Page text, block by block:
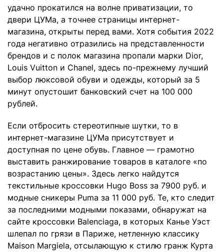
удачно прокатился на волне приватизации, то
двери ЦУМа, а точнее страницы интернет-
магазина, открыты перед вами. Хотя события 2022
года негативно отразились на представленности
брендов и с полок магазина пропали марки Dior,
Louis Vuitton и Chanel, здесь по-прежнему лучший
выбор люксовой обуви и одежды, который за 5
минут опустошит банковский счет на 100 000
рублей.
Если отбросить стереотипные шутки, то в
интернет-магазине ЦУМа присутствует и
доступная по цене обувь. Главное — грамотно
выставить ранжирование товаров в каталоге «по
возрастанию цены». Здесь легко найдутся
текстильные кроссовки Hugo Boss за 7900 руб. и
модные сникеры Puma за 11 000 руб. Те, кто следит
за последними модными показами, обнаружат на
сайте кроссовки Balenciaga, в которых Канье Уэст
шлепал по грязи в Париже, нетленную классику
Maison Margiela, отсылающую к стилю гранж Курта